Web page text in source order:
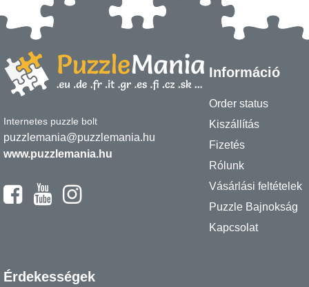
Internetes puzzle bolt
puzzlemania@puzzlemania.hu
www.puzzlemania.hu
Információ
Order status
Kiszállítás
Fizetés
Rólunk
Vásárlási feltételek
Puzzle Bajnokság
Kapcsolat
Érdekességek